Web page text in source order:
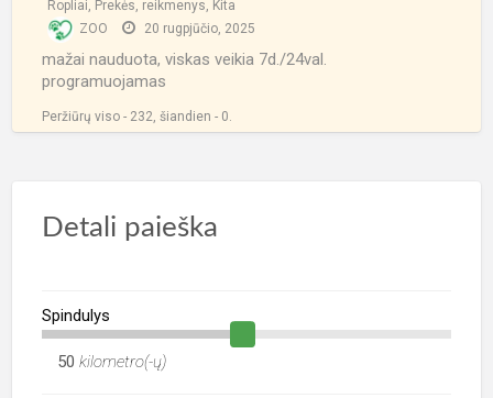
Ropliai, Prekės, reikmenys, Kita
ZOO
20 rugpjūčio, 2025
mažai nauduota, viskas veikia 7d./24val.
programuojamas
Peržiūrų viso - 232, šiandien - 0.
Detali paieška
Spindulys
kilometro(-ų)